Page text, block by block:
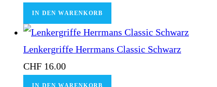
IN DEN WARENKORB
Lenkergriffe Herrmans Classic Schwarz
CHF 16.00